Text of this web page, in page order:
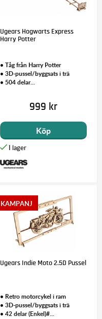
Ugears Hogwarts Express
Harry Potter
• Tåg från Harry Potter
• 3D-pussel/byggsats i trä
• 504 delar...
999 kr
Köp
Ugears Indie Moto 2.5D Pussel
• Retro motorcykel i ram
• 3D-pussel/byggsats i trä
• 42 delar (Enkel)#...